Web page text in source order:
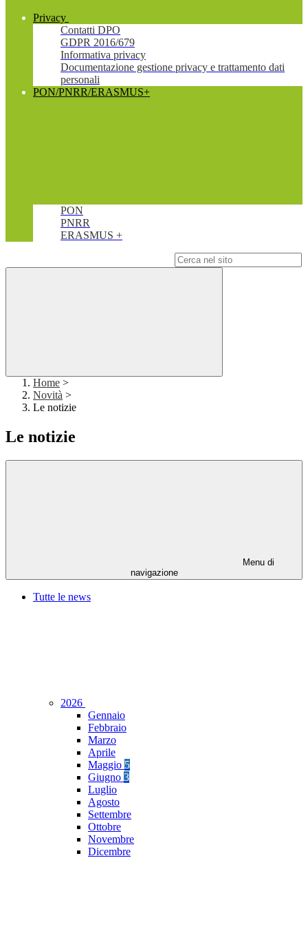
Privacy
Contatti DPO
GDPR 2016/679
Informativa privacy
Documentazione gestione privacy e trattamento dati
personali
PON/PNRR/ERASMUS+
PON
PNRR
ERASMUS +
Home >
Novità >
Le notizie
Le notizie
Menu di
navigazione
Tutte le news
2026
Gennaio
Febbraio
Marzo
Aprile
Maggio 5
Giugno 3
Luglio
Agosto
Settembre
Ottobre
Novembre
Dicembre